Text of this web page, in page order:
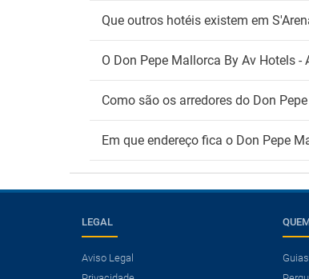
Que outros hotéis existem em
O Don Pepe Mallorca By Av Hotels
Como são os arredores do Don
Em que endereço fica o Don Pepe
LEGAL
Aviso Legal